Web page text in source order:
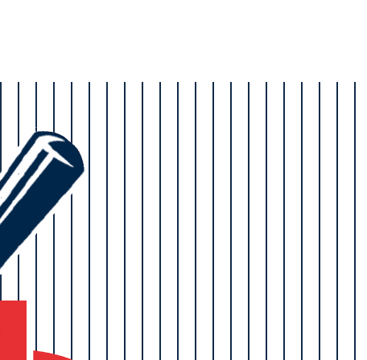
y ofertas
información.